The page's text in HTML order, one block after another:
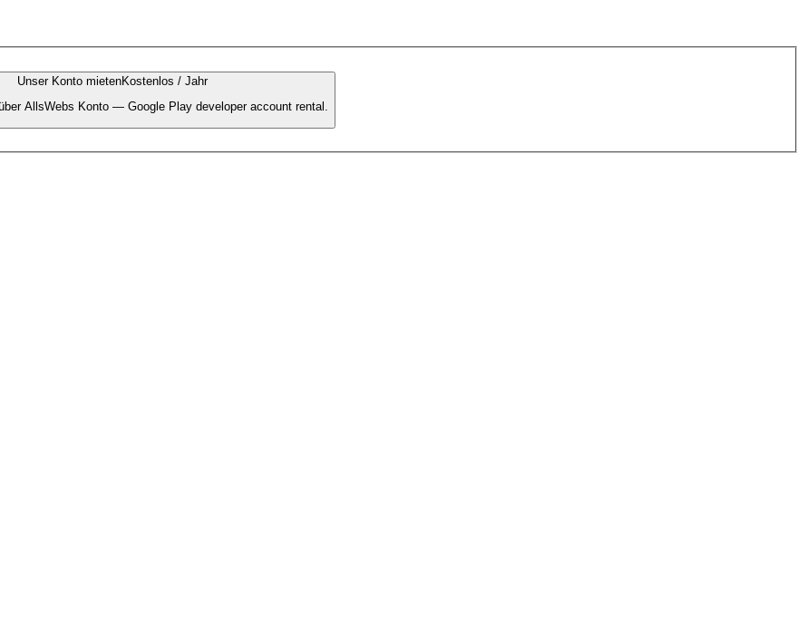
Unser Konto mietenKostenlos / Jahr
AllsWebs Konto — Google Play developer account rental.